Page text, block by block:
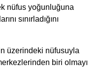
nüfus yoğunluğuna
sınırladığını
üzerindeki nüfusuyla
biri olmayı